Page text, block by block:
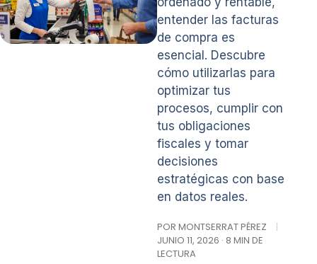
entender las facturas
de compra es
esencial. Descubre
cómo utilizarlas para
optimizar tus
procesos, cumplir con
tus obligaciones
fiscales y tomar
decisiones
estratégicas con base
en datos reales.
POR MONTSERRAT PÉREZ
|
JUNIO 11, 2026 · 8 MIN DE
LECTURA